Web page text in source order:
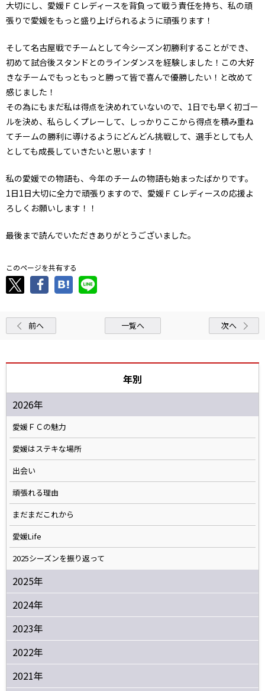
大切にし、愛媛ＦＣレディースを背負って戦う責任を持ち、私の頑
張りで愛媛をもっと盛り上げられるように頑張ります！
そして名古屋戦でチームとして今シーズン初勝利することができ、
初めて試合後スタンドとのラインダンスを経験しました！この大好
きなチームでもっともっと勝って皆で喜んで優勝したい！と改めて
感じました！
その為にもまだ私は得点を決めれていないので、1日でも早く初ゴー
ルを決め、私らしくプレーして、しっかりここから得点を積み重ね
てチームの勝利に導けるようにどんどん挑戦して、選手としても人
としても成長していきたいと思います！
私の愛媛での物語も、今年のチームの物語も始まったばかりです。
1日1日大切に全力で頑張りますので、愛媛ＦＣレディースの応援よ
ろしくお願いします！！
最後まで読んでいただきありがとうございました。
このページを共有する
前へ 一覧へ 次へ
年別
2026年
愛媛ＦＣの魅力
愛媛はステキな場所
出会い
頑張れる理由
まだまだこれから
愛媛Life
2025シーズンを振り返って
2025年
2024年
2023年
2022年
2021年